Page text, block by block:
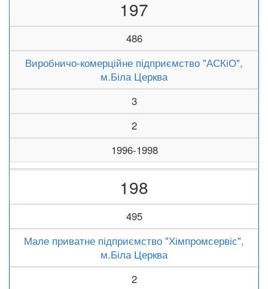
197
486
Виробничо-комерційне підприємство "АСКіО",
м.Біла Церква
3
2
1996-1998
198
495
Мале приватне підприємство "Хімпромсервіс",
м.Біла Церква
2